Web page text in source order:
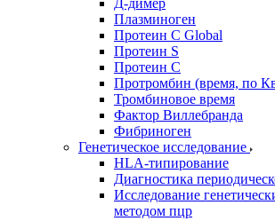
Д-димер
Плазминоген
Протеин C Global
Протеин S
Протеин С
Протромбин (время, по
Тромбиновое время
Фактор Виллебранда
Фибриноген
Генетическое исследование
HLA-типирование
Диагностика
Исследование
методом пцр